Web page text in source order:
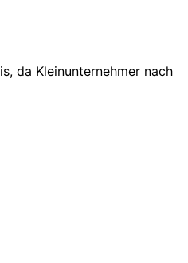
da Kleinunternehmer nach